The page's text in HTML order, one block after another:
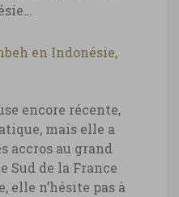
encore récente,
mais elle a
accros au grand
Sud de la France
elle n’hésite pas à